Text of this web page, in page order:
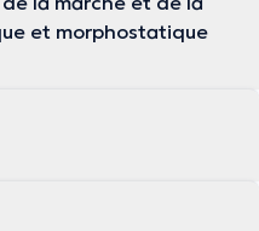
et morphostatique